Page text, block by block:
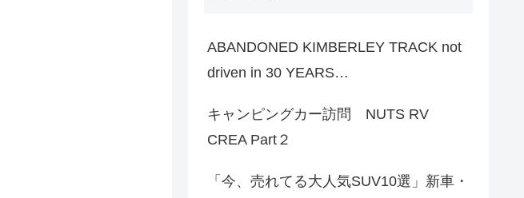
ABANDONED KIMBERLEY TRACK not
driven in 30 YEARS…
キャンピングカー訪問 NUTS RV
CREA Part２
「今、売れてる大人気SUV10選」新車・